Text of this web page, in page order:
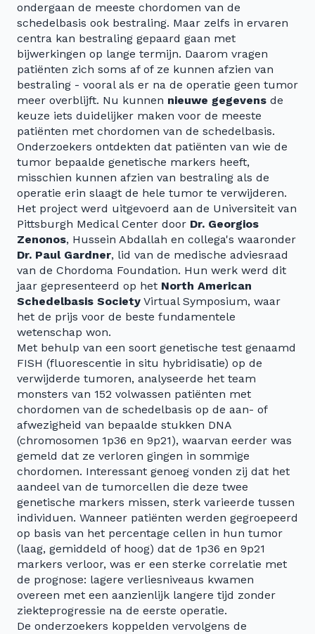
ondergaan de meeste chordomen van de
schedelbasis ook bestraling. Maar zelfs in ervaren
centra kan bestraling gepaard gaan met
bijwerkingen op lange termijn. Daarom vragen
patiënten zich soms af of ze kunnen afzien van
bestraling - vooral als er na de operatie geen tumor
meer overblijft. Nu kunnen nieuwe gegevens de
keuze iets duidelijker maken voor de meeste
patiënten met chordomen van de schedelbasis.
Onderzoekers ontdekten dat patiënten van wie de
tumor bepaalde genetische markers heeft,
misschien kunnen afzien van bestraling als de
operatie erin slaagt de hele tumor te verwijderen.
Het project werd uitgevoerd aan de Universiteit van
Pittsburgh Medical Center door Dr. Georgios
Zenonos, Hussein Abdallah en collega's waaronder
Dr. Paul Gardner, lid van de medische adviesraad
van de Chordoma Foundation. Hun werk werd dit
jaar gepresenteerd op het North American
Schedelbasis Society Virtual Symposium, waar
het de prijs voor de beste fundamentele
wetenschap won.
Met behulp van een soort genetische test genaamd
FISH (fluorescentie in situ hybridisatie) op de
verwijderde tumoren, analyseerde het team
monsters van 152 volwassen patiënten met
chordomen van de schedelbasis op de aan- of
afwezigheid van bepaalde stukken DNA
(chromosomen 1p36 en 9p21), waarvan eerder was
gemeld dat ze verloren gingen in sommige
chordomen. Interessant genoeg vonden zij dat het
aandeel van de tumorcellen die deze twee
genetische markers missen, sterk varieerde tussen
individuen. Wanneer patiënten werden gegroepeerd
op basis van het percentage cellen in hun tumor
(laag, gemiddeld of hoog) dat de 1p36 en 9p21
markers verloor, was er een sterke correlatie met
de prognose: lagere verliesniveaus kwamen
overeen met een aanzienlijk langere tijd zonder
ziekteprogressie na de eerste operatie.
De onderzoekers koppelden vervolgens de